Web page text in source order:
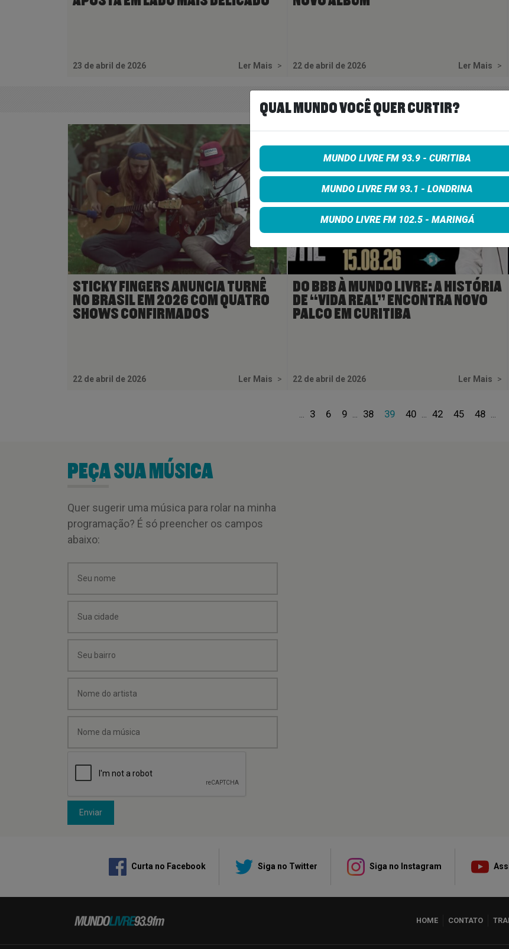
23 de abril de 2026 Ler Mais > 22 de abril de 2026 Ler Mais >
STICKY FINGERS ANUNCIA TURNÊ
NO BRASIL EM 2026 COM QUATRO
SHOWS CONFIRMADOS
22 de abril de 2026 Ler Mais >
DO BBB À MUNDO LIVRE: A HISTÓRIA
DE “VIDA REAL” ENCONTRA NOVO
PALCO EM CURITIBA
22 de abril de 2026 Ler Mais >
3 6 9 38 39 40 42 45 48
PEÇA SUA MÚSICA
Quer sugerir uma música para rolar na minha
programação? É só preencher os campos
abaixo:
Enviar
Curta no Facebook Siga no Twitter Siga no Instagram
HOME CONTATO
QUAL MUNDO VOCÊ QUER CURTIR?
MUNDO LIVRE FM 93.9 - CURITIBA
MUNDO LIVRE FM 93.1 - LONDRINA
MUNDO LIVRE FM 102.5 - MARINGÁ